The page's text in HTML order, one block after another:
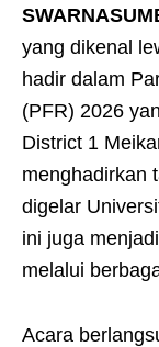
yang dikenal
hadir dalam
(PFR) 2026
District 1
menghadirkan
digelar
ini juga
melalui
Acara